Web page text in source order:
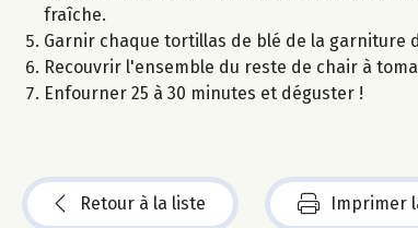
fraîche.
Garnir chaque tortillas de blé de la garniture
Recouvrir l'ensemble du reste de chair à
Enfourner 25 à 30 minutes et déguster !
Retour à la liste Imprimer